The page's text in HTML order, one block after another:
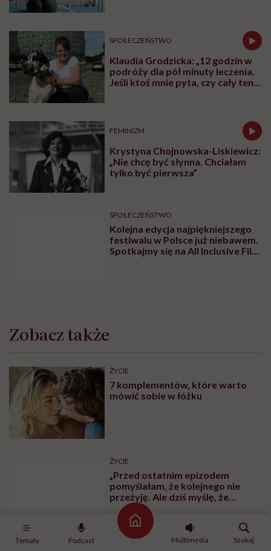
Tematy Podcast
Strona główna
Multimedia
Szukaj
Udostępnij
Powiązane tematy:
chore dziecko Dziecko podcast
Treści zawarte w serwisie mają wyłącznie
charakter informacyjny i nie stanowią porady
lekarskiej. Pamiętaj, że w przypadku
skonsultować się z lekarzem.
blizny i skutki choroby.
nie ma końca”